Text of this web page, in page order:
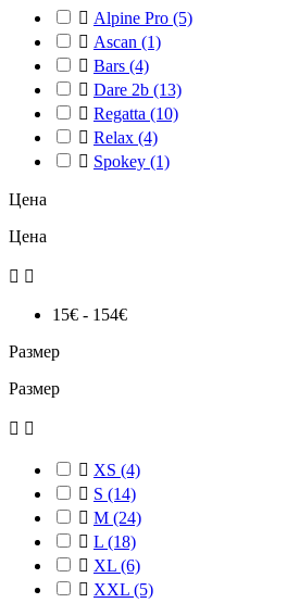
 Alpine Pro (5)
 Ascan (1)
 Bars (4)
 Dare 2b (13)
 Regatta (10)
 Relax (4)
 Spokey (1)
Цена
Цена
 
15€ - 154€
Размер
Размер
 
 XS (4)
 S (14)
 М (24)
 L (18)
 XL (6)
 XXL (5)